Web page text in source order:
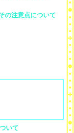
の注意点について
いて